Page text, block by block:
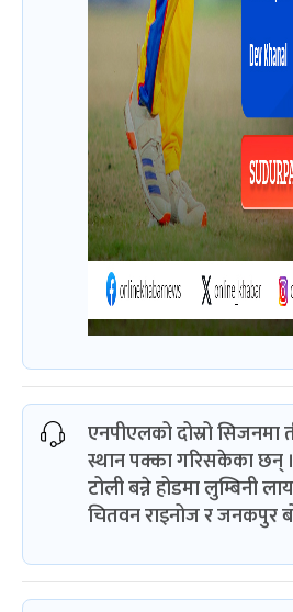
एनपीएलको दोस्रो
स्थान पक्का गरिसकेका छन्
टोली बन्ने होडमा लुम्बिनी
चितवन राइनोज र जनकपुर